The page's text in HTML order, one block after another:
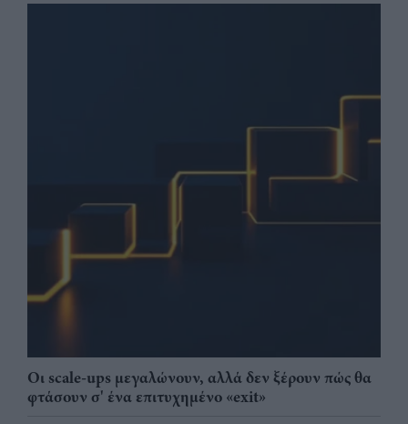
Οι scale-ups μεγαλώνουν, αλλά δεν ξέρουν πώς θα
φτάσουν σ' ένα επιτυχημένο «exit»